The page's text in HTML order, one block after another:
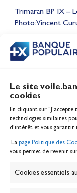
Le site
cookies
En cliquant sur
technologies similaires
d’intérêt et vous garantir
La page Politique des
vous permet de revenir
Cookies essentiels
Trimaran BP IX –
Photo: Vincent
Beach,
Jeux
Contact
Banque